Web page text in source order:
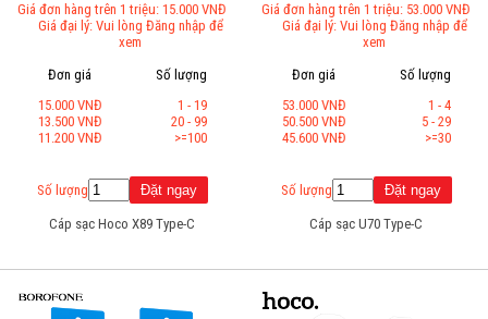
Giá đơn hàng trên 1 triệu: 15.000 VNĐ
Giá đại lý: Vui lòng Đăng nhập để
xem
Đơn giá
15.000 VNĐ
13.500 VNĐ
11.200 VNĐ
Số lượng
1 - 19
20 - 99
>=100
Số lượng
Cáp sạc Hoco X89 Type-C
Giá đơn hàng trên 1 triệu: 53.000 VNĐ
Giá đại lý: Vui lòng Đăng nhập để
xem
Đơn giá
53.000 VNĐ
50.500 VNĐ
45.600 VNĐ
Số lượng
1 - 4
5 - 29
>=30
Số lượng
Cáp sạc U70 Type-C